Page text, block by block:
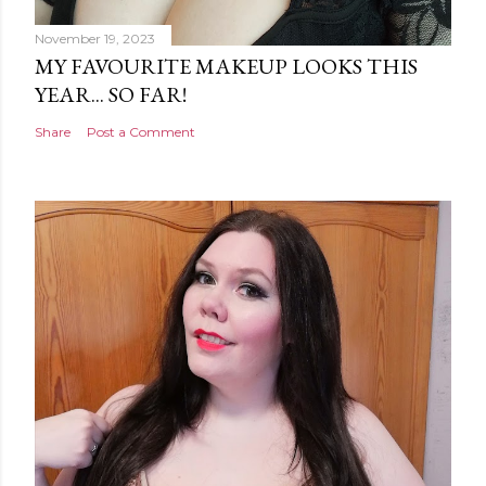
November 19, 2023
MY FAVOURITE MAKEUP LOOKS THIS
YEAR... SO FAR!
Share Post a Comment